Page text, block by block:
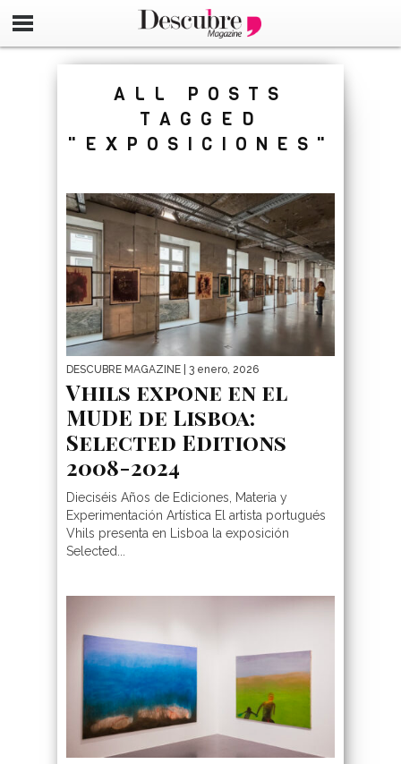
google-site-
ALL POSTS
TAGGED
"EXPOSICIONES"
DESCUBRE MAGAZINE | 3 enero, 2026
Vhils expone en el
MUDE de Lisboa:
Selected Editions
2008-2024
Dieciséis Años de Ediciones, Materia y
Experimentación Artística El artista portugués
Vhils presenta en Lisboa la exposición
Selected...